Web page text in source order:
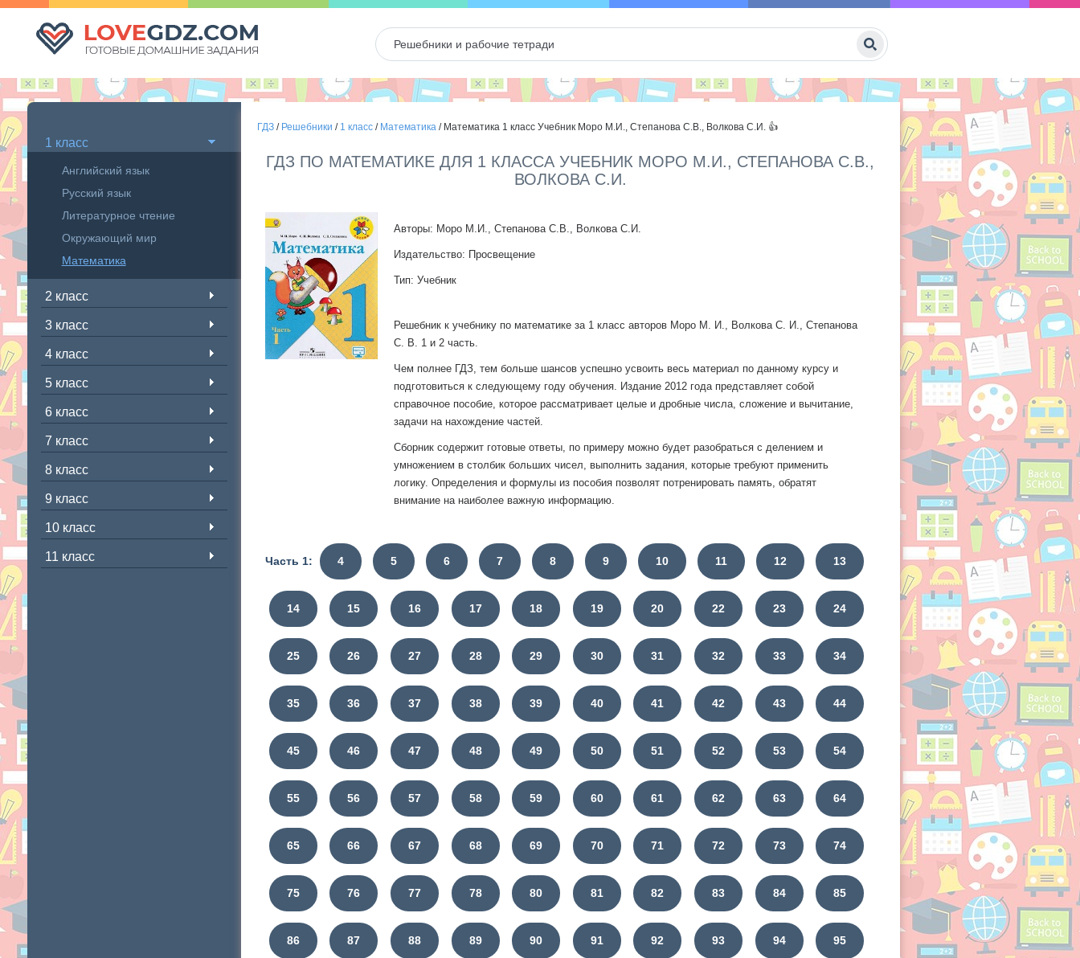
1 класс
Английский язык
Русский язык
Литературное чтение
Окружающий мир
Математика
2 класс
3 класс
4 класс
5 класс
6 класс
7 класс
8 класс
9 класс
10 класс
11 класс
ГДЗ/ Решебники / 1 класс/ Математика/ Математика 1 класс Учебник Моро М.И., Степанова С.В., Волкова С.И. 👍
ГДЗ ПО МАТЕМАТИКЕ ДЛЯ 1 КЛАССА УЧЕБНИК МОРО М.И., СТЕПАНОВА С.В.,
ВОЛКОВА С.И.
Авторы: Моро М.И., Степанова С.В., Волкова С.И.
Издательство: Просвещение
Тип: Учебник
Решебник к учебнику по математике за 1 класс авторов Моро М. И., Волкова С. И., Степанова
С. В. 1 и 2 часть.
Чем полнее ГДЗ, тем больше шансов успешно усвоить весь материал по данному курсу и
подготовиться к следующему году обучения. Издание 2012 года представляет собой
справочное пособие, которое рассматривает целые и дробные числа, сложение и вычитание,
задачи на нахождение частей.
Сборник содержит готовые ответы, по примеру можно будет разобраться с делением и
умножением в столбик больших чисел, выполнить задания, которые требуют применить
логику. Определения и формулы из пособия позволят потренировать память, обратят
внимание на наиболее важную информацию.
Часть 1: 4 5 6 7 8 9 10 11 12 13
14 15 16 17 18 19 20 22 23 24
25 26 27 28 29 30 31 32 33 34
35 36 37 38 39 40 41 42 43 44
45 46 47 48 49 50 51 52 53 54
55 56 57 58 59 60 61 62 63 64
65 66 67 68 69 70 71 72 73 74
75 76 77 78 80 81 82 83 84 85
86 87 88 89 90 91 92 93 94 95